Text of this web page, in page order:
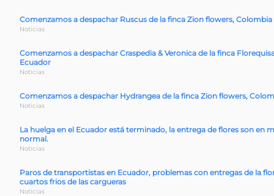
Comenzamos a despachar Ruscus de la finca Zion flowers, Colombia
Noticias
Comenzamos a despachar Craspedia & Veronica de la finca
Ecuador
Noticias
Comenzamos a despachar Hydrangea de la finca Zion flowers,
Noticias
La huelga en el Ecuador está terminado, la entrega de flores son en
normal.
Noticias
Paros de transportistas en Ecuador, problemas con entregas de la
cuartos frios de las cargueras
Noticias